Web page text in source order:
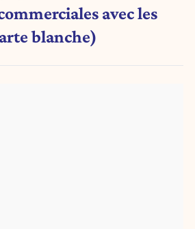
avec les
blanche)